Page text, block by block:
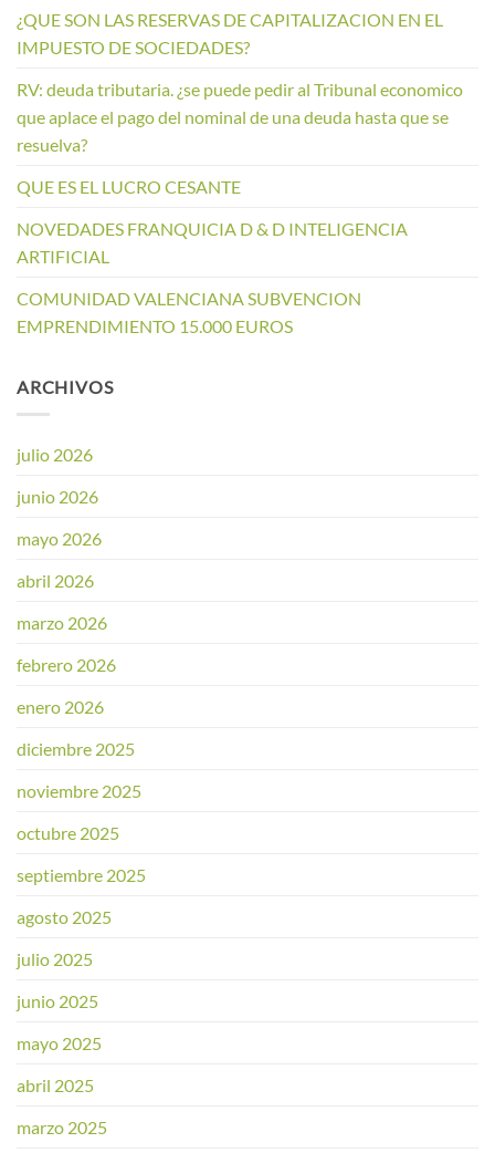
¿QUE SON LAS RESERVAS DE CAPITALIZACION EN EL
IMPUESTO DE SOCIEDADES?
RV: deuda tributaria. ¿se puede pedir al Tribunal economico
que aplace el pago del nominal de una deuda hasta que se
resuelva?
QUE ES EL LUCRO CESANTE
NOVEDADES FRANQUICIA D & D INTELIGENCIA
ARTIFICIAL
COMUNIDAD VALENCIANA SUBVENCION
EMPRENDIMIENTO 15.000 EUROS
ARCHIVOS
julio 2026
junio 2026
mayo 2026
abril 2026
marzo 2026
febrero 2026
enero 2026
diciembre 2025
noviembre 2025
octubre 2025
septiembre 2025
agosto 2025
julio 2025
junio 2025
mayo 2025
abril 2025
marzo 2025